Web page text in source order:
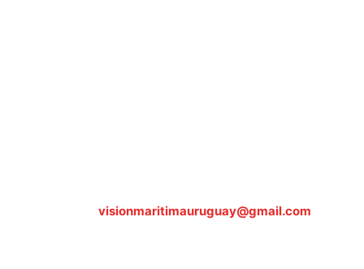
visionmaritimauruguay@gmail.com